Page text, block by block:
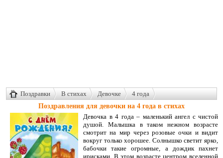
Поздравки В стихах Девочке
4 года
Поздравления для девочки на 4 года в стихах
Девочка в 4 года – маленький ангел с чистой
душой. Малышка в таком нежном возрасте
смотрит на мир через розовые очки и видит
вокруг только хорошее. Солнышко светит ярко,
бабочки такие огромные, а дождик пахнет
ирисками. В этом возрасте центром вселенной